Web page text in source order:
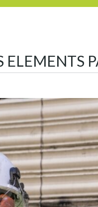
ELEMENTS